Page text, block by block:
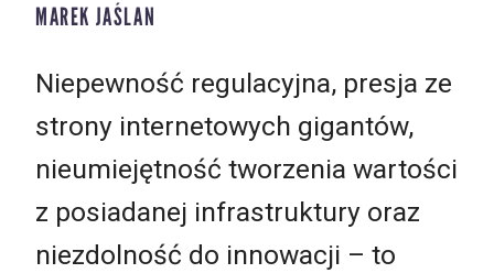
MAREK JAŚLAN
Niepewność regulacyjna, presja ze
strony internetowych gigantów,
nieumiejętność tworzenia wartości
z posiadanej infrastruktury oraz
niezdolność do innowacji – to